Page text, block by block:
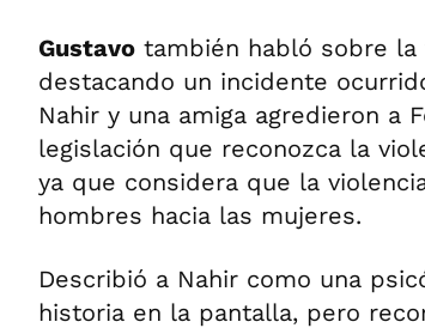
Gustavo también habló sobre
destacando un incidente
Nahir y una amiga agredieron a
legislación que reconozca la
ya que considera que la
hombres hacia las mujeres.
Describió a Nahir como una
historia en la pantalla, pero